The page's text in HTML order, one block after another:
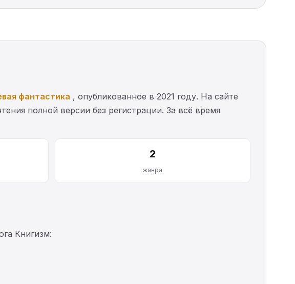
фантастика , опубликованное в 2021 году. На сайте
полной версии без регистрации. За всё время
2
жанра
Книгизм: